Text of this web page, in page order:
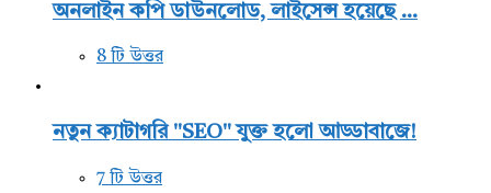
অনলাইন কপি ডাউনলোড, লাইসেন্স হয়েছে ...
8 টি উত্তর
নতুন ক্যাটাগরি "SEO" যুক্ত হলো আড্ডাবাজে!
7 টি উত্তর